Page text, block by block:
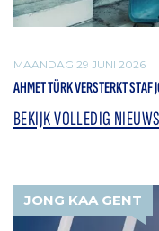
MAANDAG 29 JUNI 2026
AHMET TÜRK VERSTERKT STAF
BEKIJK VOLLEDIG
JONG KAA GENT